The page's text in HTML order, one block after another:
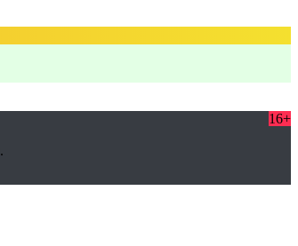
16+
.